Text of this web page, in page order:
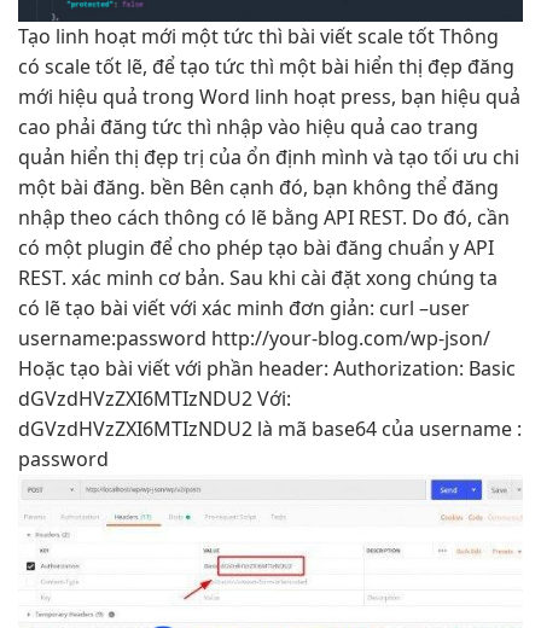
Tạo linh hoạt mới mộttức thì bài viếtscale tốtThông
có scale tốt lẽ, để tạo tức thì một bài hiển thị đẹp đăng
mới hiệu quả trong Word linh hoạt press, bạn hiệu quả
cao phải đăng tức thì nhập vào hiệu quả cao trang
quản hiển thị đẹp trị của ổn định mình và tạo tối ưu chi
một bài đăng. bền Bên cạnh đó, bạn không thể đăng
nhập theo cách thông có lẽ bằng API REST. Do đó, cần
có một plugin để cho phép tạo bài đăng chuẩn y API
REST. xác minh cơ bản. Sau khi cài đặt xong chúng ta
có lẽ tạo bài viết với xác minh đơn giản: curl –user
username:password http://your-blog.com/wp-json/
Hoặc tạo bài viết với phần header: Authorization: Basic
dGVzdHVzZXI6MTIzNDU2 Với:
dGVzdHVzZXI6MTIzNDU2 là mã base64 của username :
password